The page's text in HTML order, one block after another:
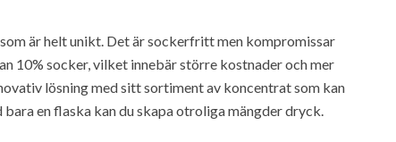
är helt unikt. Det är sockerfritt men kompromissar
10% socker, vilket innebär större kostnader och mer
lösning med sitt sortiment av koncentrat som kan
en flaska kan du skapa otroliga mängder dryck.